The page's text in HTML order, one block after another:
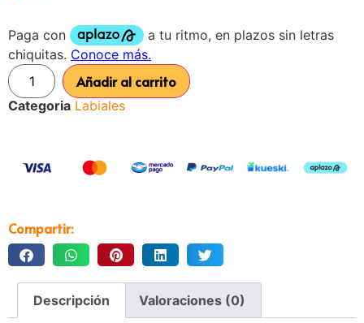
Añadir al carrito
Categoria Labiales
Compartir:
Descripción Valoraciones (0)